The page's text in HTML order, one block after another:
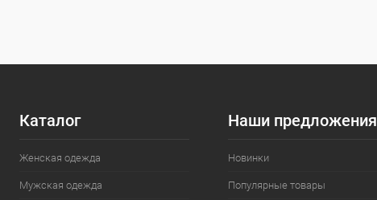
Каталог
Женская одежда
Мужская одежда
Наши предложения
Новинки
Популярные товары